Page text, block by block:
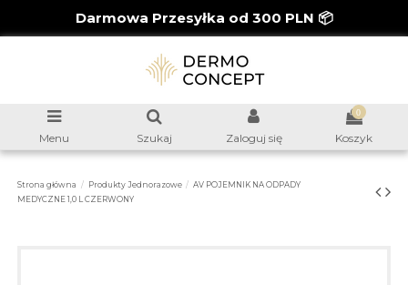
Darmowa Przesyłka od 300 PLN 📦
Menu Szukaj Zaloguj się
0
Koszyk
Strona główna Produkty Jednorazowe
AV POJEMNIK NA ODPADY
MEDYCZNE 1,0 L CZERWONY